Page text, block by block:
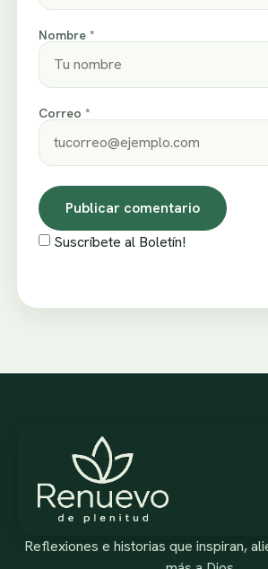
Nombre *
Correo *
Suscríbete al Boletín!
Reflexiones e historias que inspiran,